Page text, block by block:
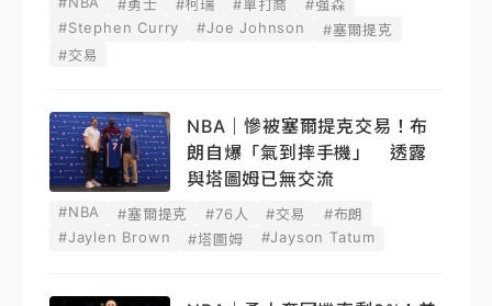
#勇士 #柯瑞 #單打喬
#強森
#Stephen Curry
#Joe Johnson
#塞爾提克
#交易
NBA｜慘被塞爾提克交易！布
朗自爆「氣到摔手機」 透露
與塔圖姆已無交流
#NBA #塞爾提克 #76人 #交易
#布朗
#Jaylen Brown
#塔圖姆 #Jayson Tatum